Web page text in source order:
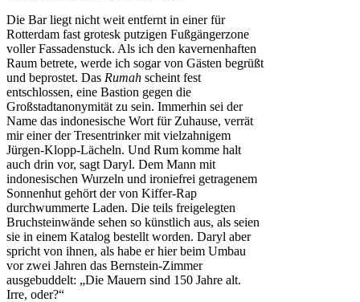
Die Bar liegt nicht weit entfernt in einer für
Rotterdam fast grotesk putzigen Fußgängerzone
voller Fassadenstuck. Als ich den kavernenhaften
Raum betrete, werde ich sogar von Gästen begrüßt
und beprostet. Das Rumah scheint fest
entschlossen, eine Bastion gegen die
Großstadtanonymität zu sein. Immerhin sei der
Name das indonesische Wort für Zuhause, verrät
mir einer der Tresentrinker mit vielzahnigem
Jürgen-Klopp-Lächeln. Und Rum komme halt
auch drin vor, sagt Daryl. Dem Mann mit
indonesischen Wurzeln und ironiefrei getragenem
Sonnenhut gehört der von Kiffer-Rap
durchwummerte Laden. Die teils freigelegten
Bruchsteinwände sehen so künstlich aus, als seien
sie in einem Katalog bestellt worden. Daryl aber
spricht von ihnen, als habe er hier beim Umbau
vor zwei Jahren das Bernstein-Zimmer
ausgebuddelt: „Die Mauern sind 150 Jahre alt.
Irre, oder?“